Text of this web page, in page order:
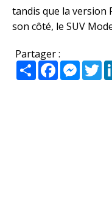
tandis que la version
son côté, le SUV
Partager :
PartagerFacebook